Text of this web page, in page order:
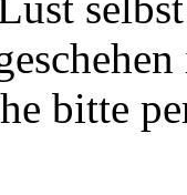
bitte